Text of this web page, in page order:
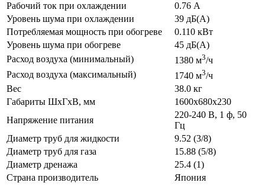
Рабочий ток при охлаждении
0.76 А
Уровень шума при охлаждении
39 дБ(А)
Потребляемая мощность при обогреве
0.110 кВт
Уровень шума при обогреве
45 дБ(А)
Расход воздуха (минимальный)
1380 м3/ч
Расход воздуха (максимальный)
1740 м3/ч
Вес
38.0 кг
Габариты ШхГхВ, мм
1600x680x230
Напряжение питания
220-240 В, 1 ф, 50
Гц
Диаметр труб для жидкости
9.52 (3/8)
Диаметр труб для газа
15.88 (5/8)
Диаметр дренажа
25.4 (1)
Страна производитель
Япония